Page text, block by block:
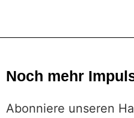
Noch mehr
Abonniere unseren